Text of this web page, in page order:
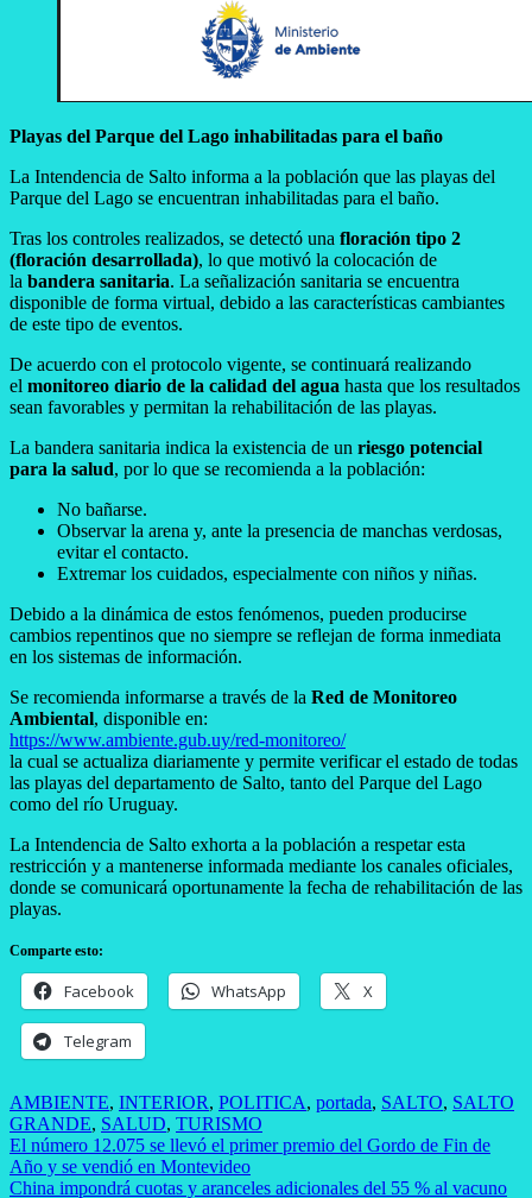
Playas del Parque del Lago inhabilitadas para el baño
La Intendencia de Salto informa a la población que las playas del
Parque del Lago se encuentran inhabilitadas para el baño.
Tras los controles realizados, se detectó una floración tipo 2
(floración desarrollada), lo que motivó la colocación de
la bandera sanitaria. La señalización sanitaria se encuentra
disponible de forma virtual, debido a las características cambiantes
de este tipo de eventos.
De acuerdo con el protocolo vigente, se continuará realizando
el monitoreo diario de la calidad del agua hasta que los resultados
sean favorables y permitan la rehabilitación de las playas.
La bandera sanitaria indica la existencia de un riesgo potencial
para la salud, por lo que se recomienda a la población:
No bañarse.
Observar la arena y, ante la presencia de manchas verdosas,
evitar el contacto.
Extremar los cuidados, especialmente con niños y niñas.
Debido a la dinámica de estos fenómenos, pueden producirse
cambios repentinos que no siempre se reflejan de forma inmediata
en los sistemas de información.
Se recomienda informarse a través de la Red de Monitoreo
Ambiental, disponible en:
https://www.ambiente.gub.uy/red-monitoreo/
la cual se actualiza diariamente y permite verificar el estado de todas
las playas del departamento de Salto, tanto del Parque del Lago
como del río Uruguay.
La Intendencia de Salto exhorta a la población a respetar esta
restricción y a mantenerse informada mediante los canales oficiales,
donde se comunicará oportunamente la fecha de rehabilitación de las
playas.
Comparte esto:
Facebook WhatsApp X
Telegram
AMBIENTE, INTERIOR, POLITICA, portada, SALTO, SALTO
GRANDE, SALUD, TURISMO
Navegación
de
El número 12.075 se llevó el primer premio del Gordo de Fin de
Año y se vendió en Montevideo
China impondrá cuotas y aranceles adicionales del 55 % al vacuno